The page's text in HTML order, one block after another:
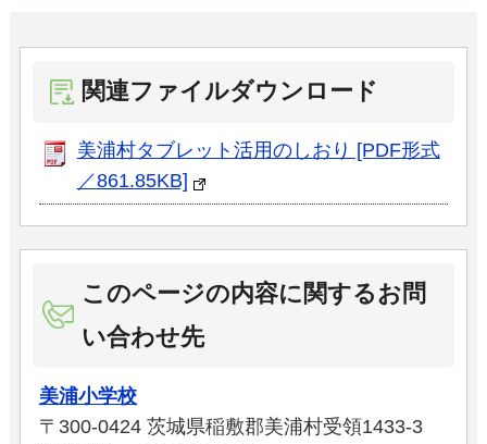
関連ファイルダウンロード
美浦村タブレット活用のしおり [PDF形式
／861.85KB]
このページの内容に関するお問
い合わせ先
美浦小学校
〒300-0424 茨城県稲敷郡美浦村受領1433-3